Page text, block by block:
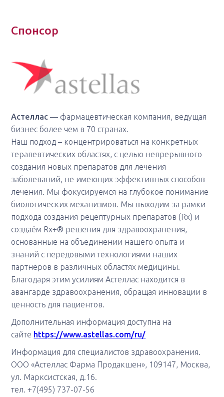
Спонсор
Астеллас — фармацевтическая компания, ведущая
бизнес более чем в 70 странах.
Наш подход – концентрироваться на конкретных
терапевтических областях, с целью непрерывного
создания новых препаратов для лечения
заболеваний, не имеющих эффективных способов
лечения. Мы фокусируемся на глубокое понимание
биологических механизмов. Мы выходим за рамки
подхода создания рецептурных препаратов (Rx) и
создаём Rx+® решения для здравоохранения,
основанные на объединении нашего опыта и
знаний с передовыми технологиями наших
партнеров в различных областях медицины.
Благодаря этим усилиям Астеллас находится в
авангарде здравоохранения, обращая инновации в
ценность для пациентов.
Дополнительная информация доступна на
сайте https://www.astellas.com/ru/
Информация для специалистов здравоохранения.
ООО «Астеллас Фарма Продакшен», 109147, Москва,
ул. Марксистская, д.16.
тел. +7(495) 737-07-56